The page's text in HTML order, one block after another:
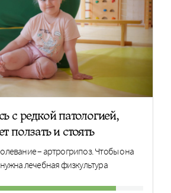
с редкой патологией,
ползать и стоять
– артрогрипоз. Чтобы она
лечебная физкультура